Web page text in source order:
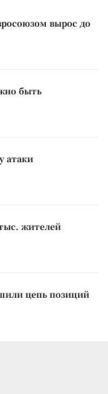
вырос до
быть
атаки
жителей
цепь позиций